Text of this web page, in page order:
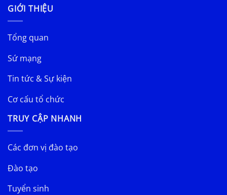
GIỚI THIỆU
Tổng quan
Sứ mạng
Tin tức & Sự kiện
Cơ cấu tổ chức
TRUY CẬP NHANH
Các đơn vị đào tạo
Đào tạo
Tuyển sinh